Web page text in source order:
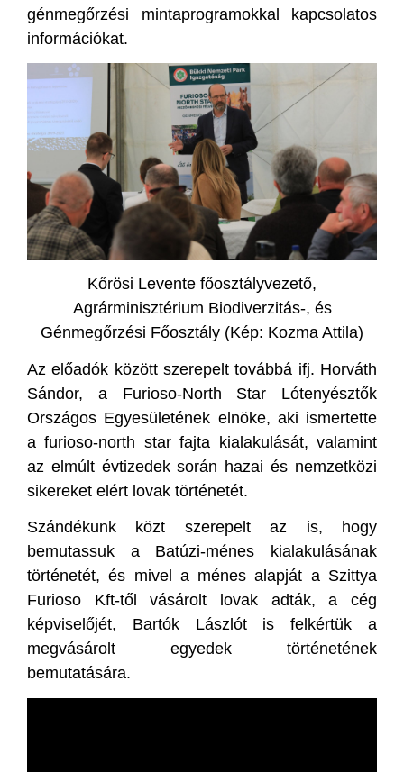
génmegőrzési mintaprogramokkal kapcsolatos
információkat.
Kőrösi Levente főosztályvezető,
Agrárminisztérium Biodiverzitás-, és
Génmegőrzési Főosztály (Kép: Kozma Attila)
Az előadók között szerepelt továbbá ifj. Horváth
Sándor, a Furioso-North Star Lótenyésztők
Országos Egyesületének elnöke, aki ismertette
a furioso-north star fajta kialakulását, valamint
az elmúlt évtizedek során hazai és nemzetközi
sikereket elért lovak történetét.
Szándékunk közt szerepelt az is, hogy
bemutassuk a Batúzi-ménes kialakulásának
történetét, és mivel a ménes alapját a Szittya
Furioso Kft-től vásárolt lovak adták, a cég
képviselőjét, Bartók Lászlót is felkértük a
megvásárolt egyedek történetének
bemutatására.